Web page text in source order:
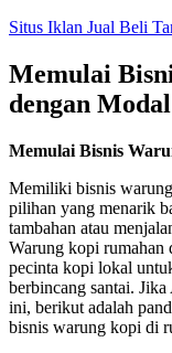
Skip
content
Situs Iklan Jual Beli
Memulai
dengan
Memulai Bisnis
Memiliki bisnis
pilihan yang menarik
tambahan atau
Warung kopi rumahan
pecinta kopi lokal
berbincang santai.
ini, berikut adalah
bisnis warung kopi di